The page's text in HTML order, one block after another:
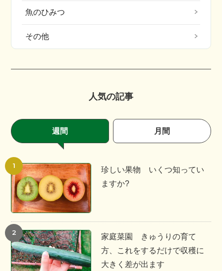
魚のひみつ
その他
人気の記事
週間 月間
珍しい果物 いくつ知ってい
ますか?
家庭菜園 きゅうりの育て
方、これをするだけで収穫に
大きく差が出ます